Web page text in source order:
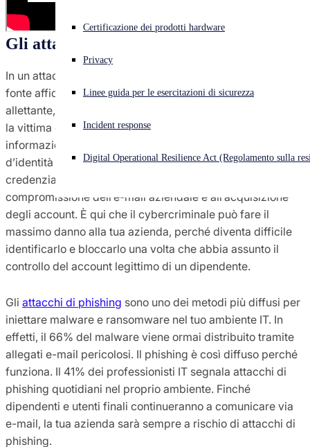
Cyberattacco in corso? Ottieni assistenza immediata
Accedi
Open search
Italiano Open language switcher
Certificazione dei prodotti hardware
Privacy
Linee guida per le esercitazioni di sicurezza
Incident response
Digital Operational Resilience Act (Regolamento sulla
Gli attacchi di phishing
In un attacco di phishing, il cybercriminale si finge una
fonte affidabile che propone una richiesta o un'offerta
allettante, solitamente tramite e-mail. Il malfattore inganna
la vittima convincendola a consegnare le proprie
informazioni personali, spesso costituite da credenziali
d’identità di alto valore. Una volta acquisite tali
credenziali, il cybercriminale può procedere alla
compromissione dell’e-mail aziendale e all’acquisizione
degli account. È qui che il cybercriminale può fare il
massimo danno alla tua azienda, perché diventa difficile
identificarlo e bloccarlo una volta che abbia assunto il
controllo del account legittimo di un dipendente.
Gli attacchi di phishing sono uno dei metodi più diffusi per
iniettare malware e ransomware nel tuo ambiente IT. In
effetti, il 66% del malware viene ormai distribuito tramite
allegati e-mail pericolosi. Il phishing è così diffuso perché
funziona. Il 41% dei professionisti IT segnala attacchi di
phishing quotidiani nel proprio ambiente. Finché
dipendenti e utenti finali continueranno a comunicare via
e-mail, la tua azienda sarà sempre a rischio di attacchi di
phishing.